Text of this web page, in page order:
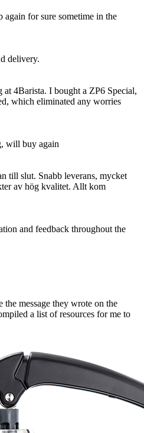
for sure sometime in the
delivery.
at 4Barista. I bought a ZP6 Special,
which eliminated any worries
will buy again
till slut. Snabb leverans, mycket
av hög kvalitet. Allt kom
and feedback throughout the
message they wrote on the
a list of resources for me to